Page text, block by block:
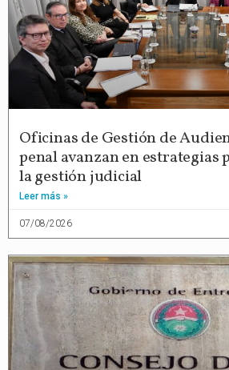
Oficinas de Gestión de
penal avanzan en estrategias
la gestión judicial
Leer más »
07/08/2026